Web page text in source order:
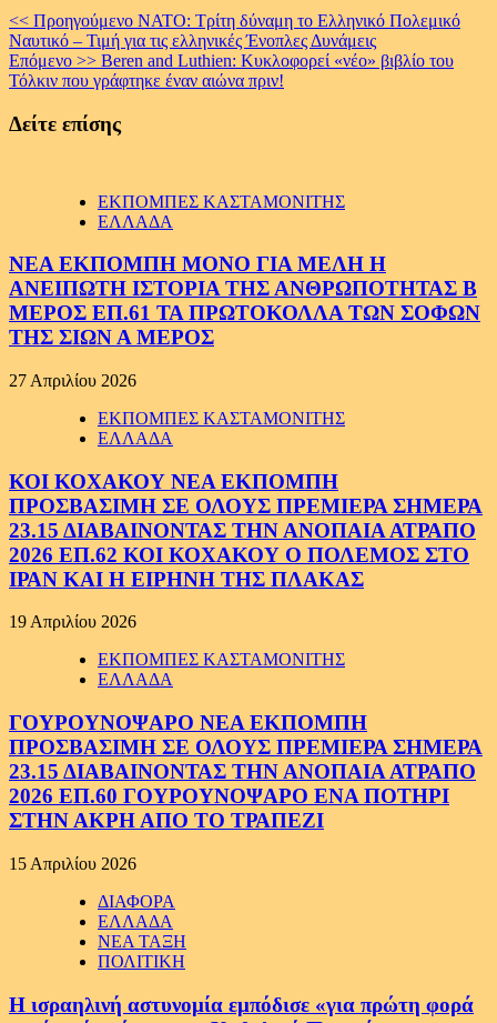
<< Προηγούμενο ΝΑΤΟ: Τρίτη δύναμη το Ελληνικό Πολεμικό
Ναυτικό – Τιμή για τις ελληνικές Ένοπλες Δυνάμεις
Επόμενο >> Beren and Luthien: Κυκλοφορεί «νέο» βιβλίο του
Τόλκιν που γράφτηκε έναν αιώνα πριν!
Δείτε επίσης
ΕΚΠΟΜΠΕΣ ΚΑΣΤΑΜΟΝΙΤΗΣ
ΕΛΛΑΔΑ
ΝΕΑ ΕΚΠΟΜΠΗ ΜΟΝΟ ΓΙΑ ΜΕΛΗ Η
ΑΝΕΙΠΩΤΗ ΙΣΤΟΡΙΑ ΤΗΣ ΑΝΘΡΩΠΟΤΗΤΑΣ Β
ΜΕΡΟΣ ΕΠ.61 ΤΑ ΠΡΩΤΟΚΟΛΛΑ ΤΩΝ ΣΟΦΩΝ
ΤΗΣ ΣΙΩΝ Α ΜΕΡΟΣ
27 Απριλίου 2026
ΕΚΠΟΜΠΕΣ ΚΑΣΤΑΜΟΝΙΤΗΣ
ΕΛΛΑΔΑ
ΚΟΙ ΚΟΧΑΚΟΥ ΝΕΑ ΕΚΠΟΜΠΗ
ΠΡΟΣΒΑΣΙΜΗ ΣΕ ΟΛΟΥΣ ΠΡΕΜΙΕΡΑ ΣΗΜΕΡΑ
23.15 ΔΙΑΒΑΙΝΟΝΤΑΣ ΤΗΝ ΑΝΟΠΑΙΑ ΑΤΡΑΠΟ
2026 ΕΠ.62 ΚΟΙ ΚΟΧΑΚΟΥ Ο ΠΟΛΕΜΟΣ ΣΤΟ
ΙΡΑΝ ΚΑΙ Η ΕΙΡΗΝΗ ΤΗΣ ΠΛΑΚΑΣ
19 Απριλίου 2026
ΕΚΠΟΜΠΕΣ ΚΑΣΤΑΜΟΝΙΤΗΣ
ΕΛΛΑΔΑ
ΓΟΥΡΟΥΝΟΨΑΡΟ ΝΕΑ ΕΚΠΟΜΠΗ
ΠΡΟΣΒΑΣΙΜΗ ΣΕ ΟΛΟΥΣ ΠΡΕΜΙΕΡΑ ΣΗΜΕΡΑ
23.15 ΔΙΑΒΑΙΝΟΝΤΑΣ ΤΗΝ ΑΝΟΠΑΙΑ ΑΤΡΑΠΟ
2026 ΕΠ.60 ΓΟΥΡΟΥΝΟΨΑΡΟ ΕΝΑ ΠΟΤΗΡΙ
ΣΤΗΝ ΑΚΡΗ ΑΠΟ ΤΟ ΤΡΑΠΕΖΙ
15 Απριλίου 2026
ΔΙΑΦΟΡΑ
ΕΛΛΑΔΑ
ΝΕΑ ΤΑΞΗ
ΠΟΛΙΤΙΚΗ
Η ισραηλινή αστυνομία εμπόδισε «για πρώτη φορά